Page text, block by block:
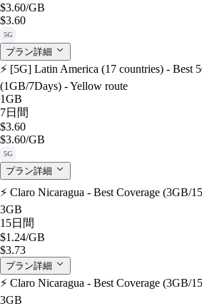
$3.60/GB
$3.60
5G
プラン詳細
⚡️ [5G] Latin America (17 countries) - Best
(1GB/7Days) - Yellow route
1GB
7日間
$3.60
$3.60/GB
5G
プラン詳細
⚡️ Claro Nicaragua - Best Coverage (3GB/
3GB
15日間
$1.24/GB
$3.73
プラン詳細
⚡️ Claro Nicaragua - Best Coverage (3GB/
3GB